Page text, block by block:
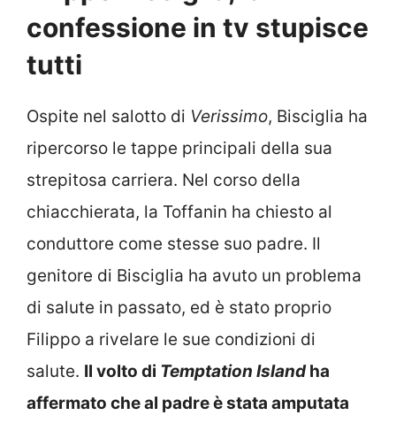
confessione in tv stupisce
tutti
Ospite nel salotto di Verissimo, Bisciglia ha
ripercorso le tappe principali della sua
strepitosa carriera. Nel corso della
chiacchierata, la Toffanin ha chiesto al
conduttore come stesse suo padre. Il
genitore di Bisciglia ha avuto un problema
di salute in passato, ed è stato proprio
Filippo a rivelare le sue condizioni di
salute. Il volto di Temptation Islandha
affermato che al padre è stata amputata